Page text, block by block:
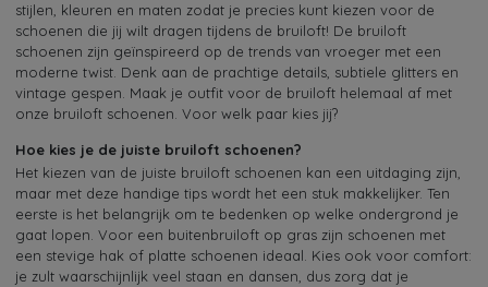
stijlen, kleuren en maten zodat je precies kunt kiezen voor de
schoenen die jij wilt dragen tijdens de bruiloft! De bruiloft
schoenen zijn geïnspireerd op de trends van vroeger met een
moderne twist. Denk aan de prachtige details, subtiele glitters en
vintage gespen. Maak je outfit voor de bruiloft helemaal af met
onze bruiloft schoenen. Voor welk paar kies jij?
Hoe kies je de juiste bruiloft schoenen?
Het kiezen van de juiste bruiloft schoenen kan een uitdaging zijn,
maar met deze handige tips wordt het een stuk makkelijker. Ten
eerste is het belangrijk om te bedenken op welke ondergrond je
gaat lopen. Voor een buitenbruiloft op gras zijn schoenen met
een stevige hak of platte schoenen ideaal. Kies ook voor comfort:
je zult waarschijnlijk veel staan en dansen, dus zorg dat je